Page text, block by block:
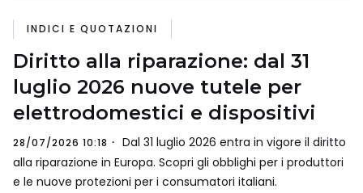
INDICI E QUOTAZIONI
Diritto alla riparazione: dal 31
luglio 2026 nuove tutele per
elettrodomestici e dispositivi
28/07/2026 10:18
Dal 31 luglio 2026 entra in vigore il diritto
alla riparazione in Europa. Scopri gli obblighi per i produttori
e le nuove protezioni per i consumatori italiani.